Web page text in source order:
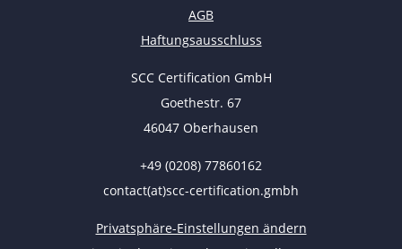
AGB
Haftungsausschluss
SCC Certification GmbH
Goethestr. 67
46047 Oberhausen
+49 (0208) 77860162
contact(at)scc-certification.gmbh
Privatsphäre-Einstellungen ändern